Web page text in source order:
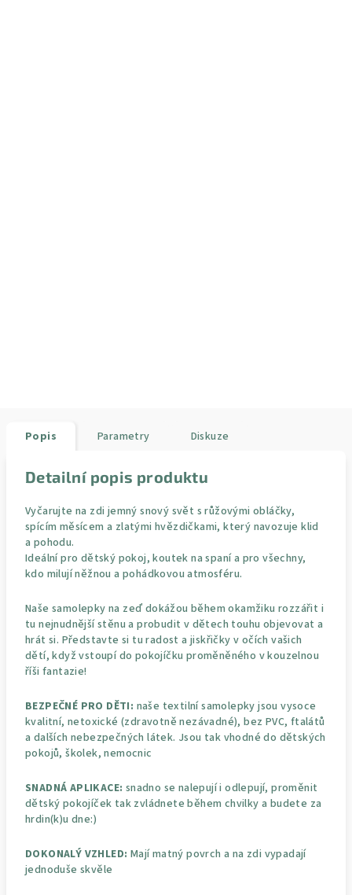
Popis Parametry Diskuze
Detailní popis produktu
Vyčarujte na zdi jemný snový svět s růžovými obláčky,
spícím měsícem a zlatými hvězdičkami, který navozuje klid
a pohodu.
Ideální pro dětský pokoj, koutek na spaní a pro všechny,
kdo milují něžnou a pohádkovou atmosféru.
Naše samolepky na zeď dokážou během okamžiku rozzářit i
tu nejnudnější stěnu a probudit v dětech touhu objevovat a
hrát si. Představte si tu radost a jiskřičky v očích vašich
dětí, když vstoupí do pokojíčku proměněného v kouzelnou
říši fantazie!
BEZPEČNÉ PRO DĚTI: naše textilní samolepky jsou vysoce
kvalitní, netoxické (zdravotně nezávadné), bez PVC, ftalátů
a dalších nebezpečných látek. Jsou tak vhodné do dětských
pokojů, školek, nemocnic
SNADNÁ APLIKACE: snadno se nalepují i odlepují, proměnit
dětský pokojíček tak zvládnete během chvilky a budete za
hrdin(k)u dne:)
DOKONALÝ VZHLED: Mají matný povrch a na zdi vypadají
jednoduše skvěle